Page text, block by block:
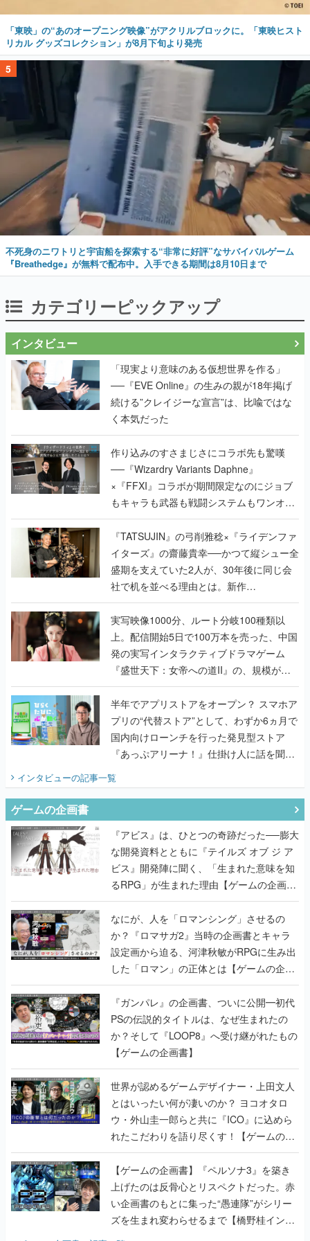
「東映」の“あのオープニング映像”がアクリルブロックに。「東映ヒスト
リカル グッズコレクション」が8月下旬より発売
5
不死身のニワトリと宇宙船を探索する“非常に好評”なサバイバルゲーム
『Breathedge』が無料で配布中。入手できる期間は8月10日まで
カテゴリーピックアップ
インタビュー
「現実より意味のある仮想世界を作る」
──『EVE Online』の生みの親が18年掲げ
続ける”クレイジーな宣言”は、比喩ではな
く本気だった
作り込みのすさまじさにコラボ先も驚嘆
──『Wizardry Variants Daphne』
×『FFXI』コラボが期間限定なのにジョブ
もキャラも武器も戦闘システムもワンオフ
で作り込まれた理由を両ディレクターに聞
く
『TATSUJIN』の弓削雅稔×『ライデンファ
イターズ』の齋藤貴幸──かつて縦シュー全
盛期を支えていた2人が、30年後に同じ会
社で机を並べる理由とは。新作
『TATSUJIN EXTREME』で初タッグを組
んだレジェンド2人に訊く開発秘話
実写映像1000分、ルート分岐100種類以
上。配信開始5日で100万本を売った、中国
発の実写インタラクティブドラマゲーム
『盛世天下：女帝への道II』の、規模が違
うこだわりをプロデューサーに聞いた
半年でアプリストアをオープン？ スマホア
プリの“代替ストア”として、わずか6ヵ月で
国内向けローンチを行った発見型ストア
『あっぷアリーナ！』仕掛け人に話を聞い
インタビューの記事一覧
ゲームの企画書
『アビス』は、ひとつの奇跡だった──膨大
な開発資料とともに『テイルズ オブ ジ ア
ビス』開発陣に聞く、「生まれた意味を知
るRPG」が生まれた理由【ゲームの企画
書】
なにが、人を「ロマンシング」させるの
か？『ロマサガ2』当時の企画書とキャラ
設定画から迫る、河津秋敏がRPGに生み出
した「ロマン」の正体とは【ゲームの企画
書】
『ガンパレ』の企画書、ついに公開━初代
PSの伝説的タイトルは、なぜ生まれたの
か？そして『LOOP8』へ受け継がれたもの
【ゲームの企画書】
世界が認めるゲームデザイナー・上田文人
とはいったい何が凄いのか？ ヨコオタロ
ウ・外山圭一郎らと共に『ICO』に込めら
れたこだわりを語り尽くす！【ゲームの企
画書】
【ゲームの企画書】『ペルソナ3』を築き
上げたのは反骨心とリスペクトだった。赤
い企画書のもとに集った“愚連隊”がシリー
ズを生まれ変わらせるまで【橋野桂インタ